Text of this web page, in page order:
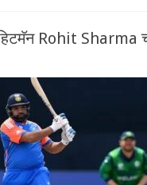
Rohit Sharma